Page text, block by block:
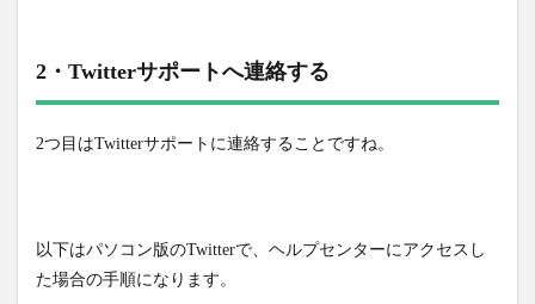
2・Twitterサポートへ連絡する
2つ目はTwitterサポートに連絡することですね。
以下はパソコン版のTwitterで、ヘルプセンターにアクセスし
た場合の手順になります。